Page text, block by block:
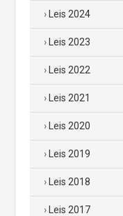
Leis 2024
Leis 2023
Leis 2022
Leis 2021
Leis 2020
Leis 2019
Leis 2018
Leis 2017